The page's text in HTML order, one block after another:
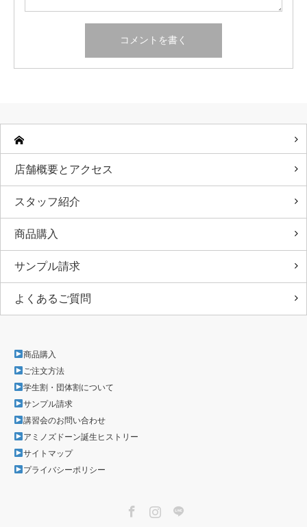
店舗概要とアクセス
スタッフ紹介
商品購入
サンプル請求
よくあるご質問
商品購入
ご注文方法
学生割・団体割について
サンプル請求
講習会のお問い合わせ
アミノズドーン誕生ヒストリー
サイトマップ
プライバシーポリシー